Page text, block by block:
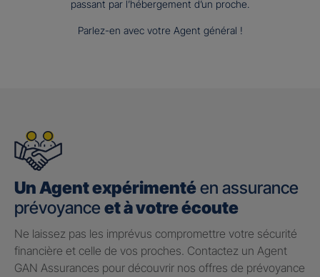
passant par l’hébergement d’un proche.
Parlez-en avec votre Agent général !
Un Agent expérimentéen assurance
prévoyance et à votre écoute
Ne laissez pas les imprévus compromettre votre sécurité
financière et celle de vos proches. Contactez un Agent
GAN Assurances pour découvrir nos offres de prévoyance